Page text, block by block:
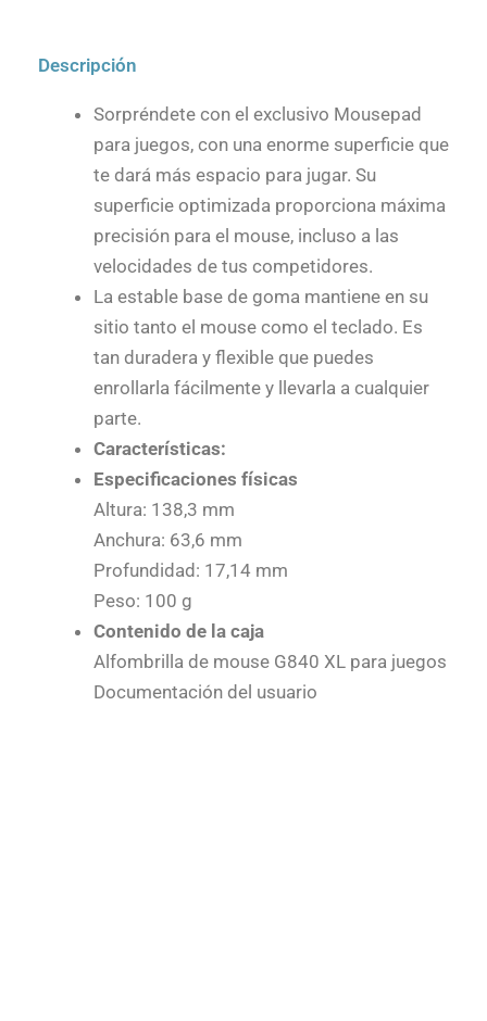
Descripción
Sorpréndete con el exclusivo Mousepad
para juegos, con una enorme superficie que
te dará más espacio para jugar. Su
superficie optimizada proporciona máxima
precisión para el mouse, incluso a las
velocidades de tus competidores.
La estable base de goma mantiene en su
sitio tanto el mouse como el teclado. Es
tan duradera y flexible que puedes
enrollarla fácilmente y llevarla a cualquier
parte.
Características:
Especificaciones físicas
Altura: 138,3 mm
Anchura: 63,6 mm
Profundidad: 17,14 mm
Peso: 100 g
Contenido de la caja
Alfombrilla de mouse G840 XL para juegos
Documentación del usuario